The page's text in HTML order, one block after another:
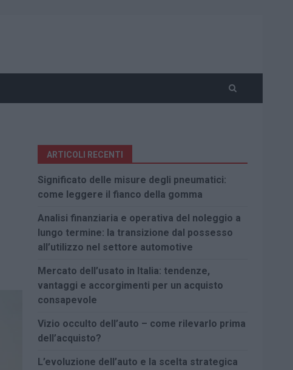
ARTICOLI RECENTI
Significato delle misure degli pneumatici:
come leggere il fianco della gomma
Analisi finanziaria e operativa del noleggio a
lungo termine: la transizione dal possesso
all’utilizzo nel settore automotive
Mercato dell’usato in Italia: tendenze,
vantaggi e accorgimenti per un acquisto
consapevole
Vizio occulto dell’auto – come rilevarlo prima
dell’acquisto?
L’evoluzione dell’auto e la scelta strategica